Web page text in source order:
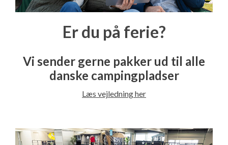
Er du på ferie?
Vi sender gerne pakker ud til alle
danske campingpladser
Læs vejledning her